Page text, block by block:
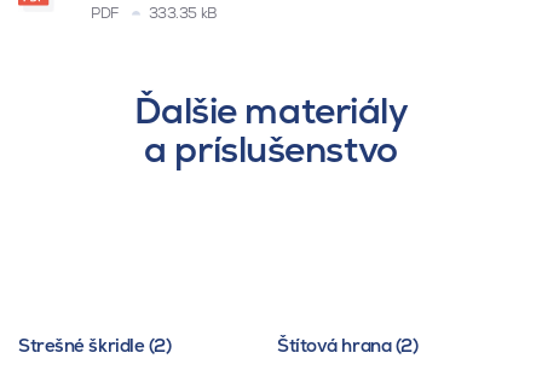
PDF 333.35 kB
Ďalšie materiály
a príslušenstvo
Strešné škridle (2) Štítová hrana (2)